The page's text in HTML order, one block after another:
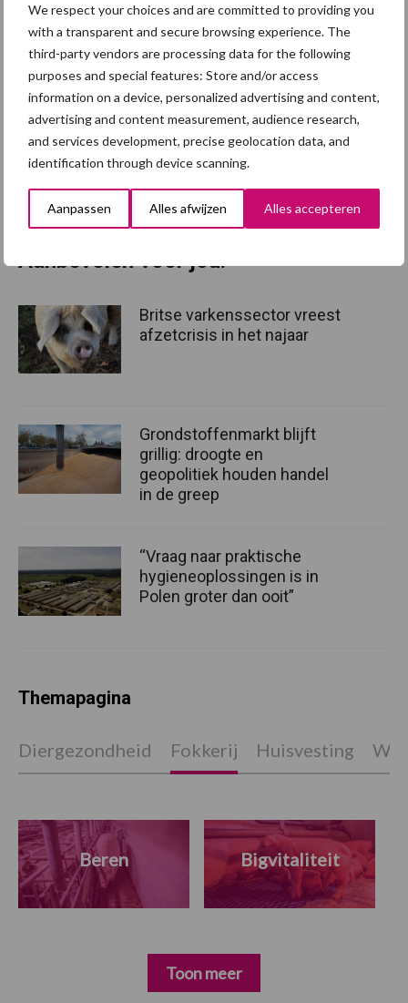
We respect your choices and are committed to providing you
with a transparent and secure browsing experience. The
third-party vendors are processing data for the following
purposes and special features: Store and/or access
information on a device, personalized advertising and content,
advertising and content measurement, audience research,
and services development, precise geolocation data, and
identification through device scanning.
Aanpassen Alles afwijzen Alles accepteren
Next Genetix heeft via PIC toegang tot de beste
in Wehl. Met de juiste kennis en persoonlijke begeleiding helpt
Next Genetix varkenshouders om het maximale uit hun genetica
te halen. Varkenshouders krijgen naast de meest
vooruitstrevende genetica praktische begeleiding in fokkerij,
Aanbevolen voor jou!
Britse varkenssector vreest
afzetcrisis in het najaar
Grondstoffenmarkt blijft
grillig: droogte en
geopolitiek houden handel
in de greep
“Vraag naar praktische
hygieneoplossingen is in
Polen groter dan ooit”
Themapagina
Diergezondheid Fokkerij Huisvesting
Beren Bigvitaliteit
Toon meer